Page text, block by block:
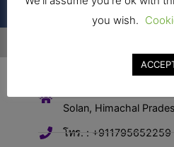
Solan, Himachal
โทร. : +911795652259
you wish.